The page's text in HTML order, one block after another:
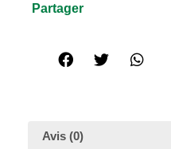
Partager
Avis (0)